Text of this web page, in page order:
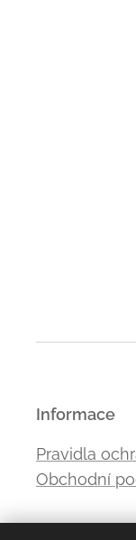
Informace
Pravidla
Obchodní